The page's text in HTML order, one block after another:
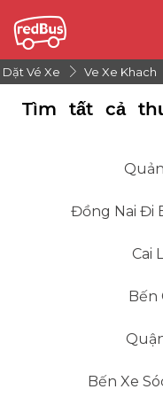
Dặt Vé Xe Ve Xe Khach
Tìm tất cả
Đồng Nai Đi
Cai
Bến
Bến Xe